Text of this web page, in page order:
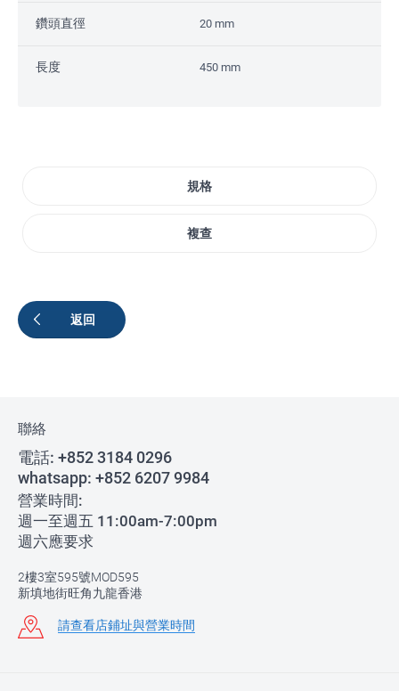
鑽頭直徑 20 mm
長度 450 mm
規格
複查
返回
聯絡
電話: +852 3184 0296
whatsapp: +852 6207 9984
營業時間:
週一至週五 11:00am-7:00pm
週六應要求
2樓3室595號MOD595
新填地街旺角九龍香港
請查看店鋪址與營業時間